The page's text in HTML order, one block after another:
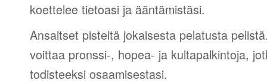
koettelee tietoasi ja ääntämistäsi.
Ansaitset pisteitä jokaisesta pelatusta
voittaa pronssi-, hopea- ja kultapalkintoja,
todisteeksi osaamisestasi.